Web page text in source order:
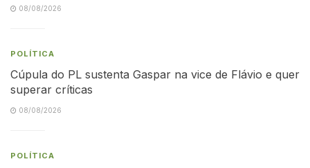
08/08/2026
POLÍTICA
Cúpula do PL sustenta Gaspar na vice de Flávio e quer
superar críticas
08/08/2026
POLÍTICA